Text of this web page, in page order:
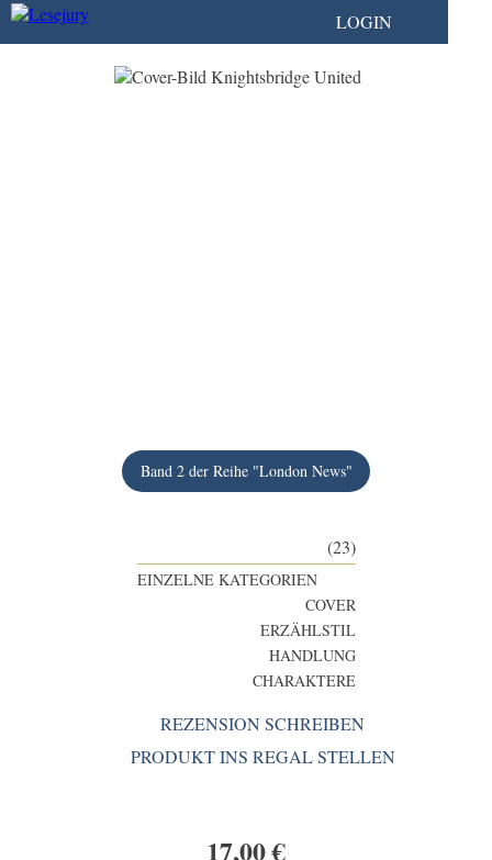
LOGIN
Band 2 der Reihe "London News"
(23)
EINZELNE KATEGORIEN
COVER
ERZÄHLSTIL
HANDLUNG
CHARAKTERE
REZENSION SCHREIBEN
PRODUKT INS REGAL STELLEN
17,00€